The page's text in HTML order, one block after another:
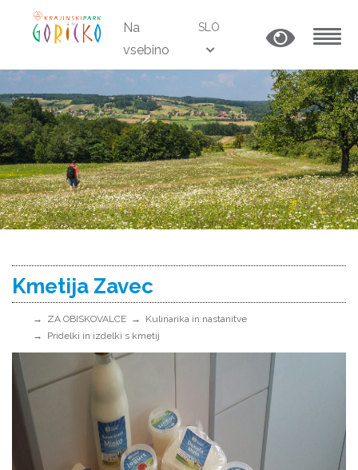
Na
vsebino
SLO
Kmetija Zavec
ZA OBISKOVALCE
Kulinarika in nastanitve
Pridelki in izdelki s kmetij